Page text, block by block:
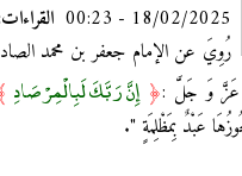
18/02/2025 - 00:23
رُوِيَ عن الإمام جعفر بن محمد
عَزَّ وَ جَلَّ :﴿إِنَّ رَبَّكَ لَبِالْمِرْصَادِ
عَبْدٌ بِمَظْلِمَةٍ ".